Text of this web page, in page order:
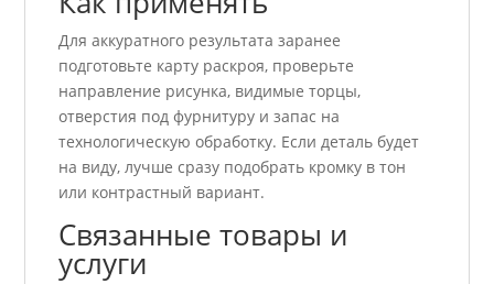
Для аккуратного результата заранее
подготовьте карту раскроя, проверьте
направление рисунка, видимые торцы,
отверстия под фурнитуру и запас на
технологическую обработку. Если деталь будет
на виду, лучше сразу подобрать кромку в тон
или контрастный вариант.
Связанные товары и
услуги